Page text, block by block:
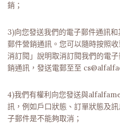
銷；
3)向您發送我們的電子郵件通訊
郵件營銷通訊。您可以隨時按照
消訂閱」說明取消訂閱我們的電
銷通訊，發送電郵至至
4)我們有權利向您發送與
訊，例如戶口狀態、訂單狀態及
子郵件是不能夠取消；